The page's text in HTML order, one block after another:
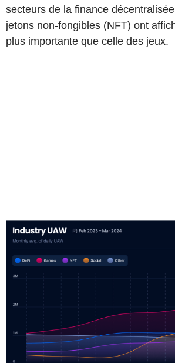
secteurs de la finance
jetons non-fongibles (NFT) ont
plus importante que celle des jeux.